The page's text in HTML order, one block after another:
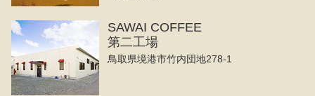
SAWAI COFFEE
第二工場
鳥取県境港市竹内団地278-1